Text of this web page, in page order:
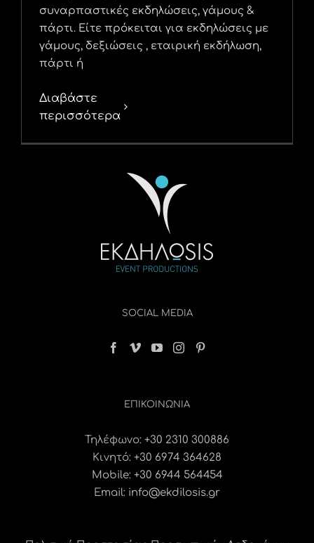
συναρπαστικές εκδηλώσεις, γάμους &
πάρτι. Είτε πρόκειται για εκδηλώσεις με
γάμους, δεξιώσεις , εταιρική εκδήλωση,
πάρτι ή
Διαβάστε
περισσότερα
SOCIAL MEDIA
ΕΠΙΚΟΙΝΩΝΊΑ
Τηλέφωνο: +30 2310 300886
Κινητό: +30 6974 364628
Mobile: +30 6944 564454
Email: info@ekdilosis.gr